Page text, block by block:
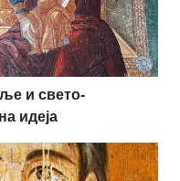
и свето-
идеја